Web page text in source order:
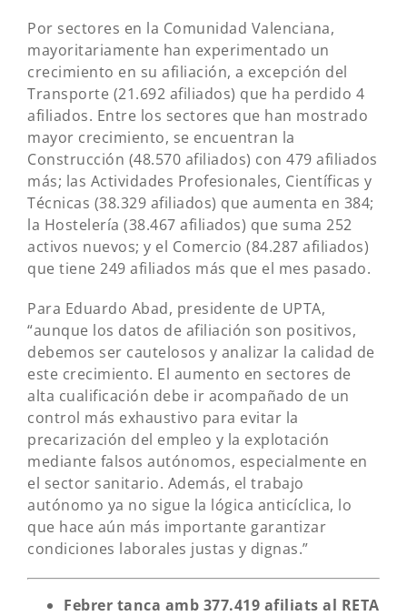
Por sectores en la Comunidad Valenciana,
mayoritariamente han experimentado un
crecimiento en su afiliación, a excepción del
Transporte (21.692 afiliados) que ha perdido 4
afiliados. Entre los sectores que han mostrado
mayor crecimiento, se encuentran la
Construcción (48.570 afiliados) con 479 afiliados
más; las Actividades Profesionales, Científicas y
Técnicas (38.329 afiliados) que aumenta en 384;
la Hostelería (38.467 afiliados) que suma 252
activos nuevos; y el Comercio (84.287 afiliados)
que tiene 249 afiliados más que el mes pasado.
Para Eduardo Abad, presidente de UPTA,
“aunque los datos de afiliación son positivos,
debemos ser cautelosos y analizar la calidad de
este crecimiento. El aumento en sectores de
alta cualificación debe ir acompañado de un
control más exhaustivo para evitar la
precarización del empleo y la explotación
mediante falsos autónomos, especialmente en
el sector sanitario. Además, el trabajo
autónomo ya no sigue la lógica anticíclica, lo
que hace aún más importante garantizar
condiciones laborales justas y dignas.”
Febrer tanca amb 377.419 afiliats al RETA